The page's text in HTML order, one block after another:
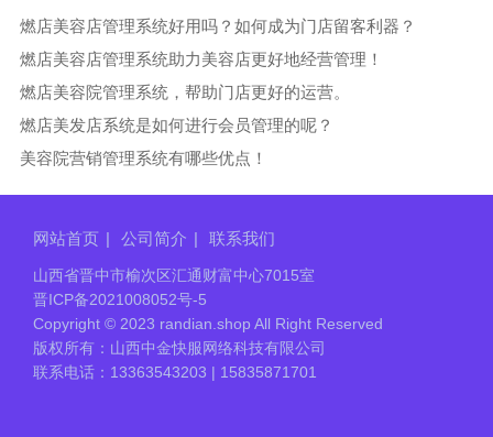
燃店美容店管理系统好用吗？如何成为门店留客利器？
燃店美容店管理系统助力美容店更好地经营管理！
燃店美容院管理系统，帮助门店更好的运营。
燃店美发店系统是如何进行会员管理的呢？
美容院营销管理系统有哪些优点！
网站首页 | 公司简介 | 联系我们
山西省晋中市榆次区汇通财富中心7015室
晋ICP备2021008052号-5
Copyright © 2023 randian.shop All Right Reserved
版权所有：山西中金快服网络科技有限公司
联系电话：13363543203 | 15835871701